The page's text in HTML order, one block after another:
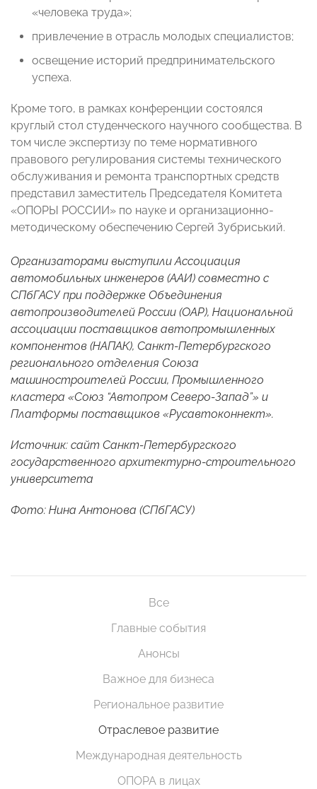
«человека труда»;
привлечение в отрасль молодых специалистов;
освещение историй предпринимательского
успеха.
Кроме того, в рамках конференции состоялся
круглый стол студенческого научного сообщества. В
том числе экспертизу по теме нормативного
правового регулирования системы технического
обслуживания и ремонта транспортных средств
представил заместитель Председателя Комитета
«ОПОРЫ РОССИИ» по науке и организационно-
методическому обеспечению Сергей Зубриський.
Организаторами выступили Ассоциация
автомобильных инженеров (ААИ) совместно с
СПбГАСУ при поддержке Объединения
автопроизводителей России (ОАР), Национальной
ассоциации поставщиков автопромышленных
компонентов (НАПАК), Санкт-Петербургского
регионального отделения Союза
машиностроителей России, Промышленного
кластера «Союз “Автопром Северо-Запад”» и
Платформы поставщиков «Русавтоконнект».
Источник: сайт Санкт-Петербургского
государственного архитектурно-строительного
университета
Фото: Нина Антонова (СПбГАСУ)
Все
Главные события
Анонсы
Важное для бизнеса
Региональное развитие
Отраслевое развитие
Международная деятельность
ОПОРА в лицах